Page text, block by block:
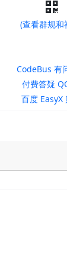
(查看群规和
CodeBus 有
付费答疑
百度 EasyX